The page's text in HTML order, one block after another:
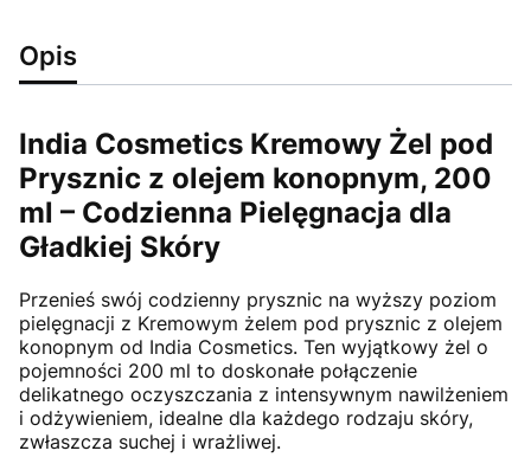
Opis
India Cosmetics Kremowy Żel pod
Prysznic z olejem konopnym, 200
ml – Codzienna Pielęgnacja dla
Gładkiej Skóry
Przenieś swój codzienny prysznic na wyższy poziom
pielęgnacji z Kremowym żelem pod prysznic z olejem
konopnym od India Cosmetics. Ten wyjątkowy żel o
pojemności 200 ml to doskonałe połączenie
delikatnego oczyszczania z intensywnym nawilżeniem
i odżywieniem, idealne dla każdego rodzaju skóry,
zwłaszcza suchej i wrażliwej.